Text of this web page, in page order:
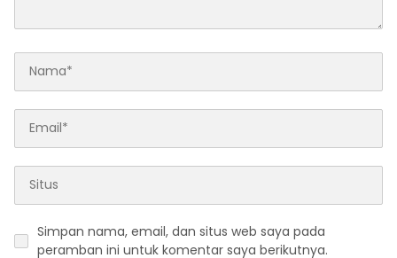
Simpan nama, email, dan situs web saya pada
peramban ini untuk komentar saya berikutnya.